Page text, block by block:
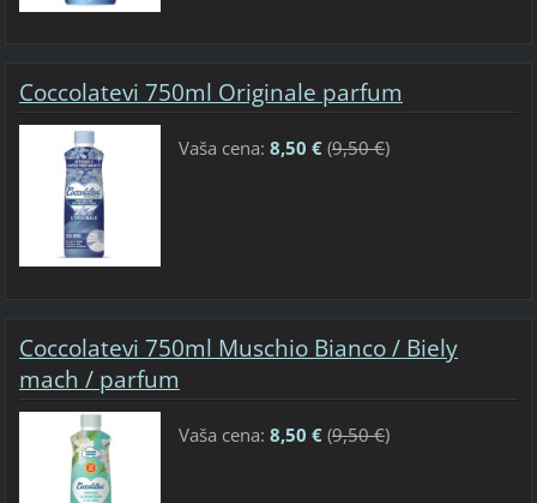
Coccolatevi 750ml Originale parfum
Vaša cena: 8,50 €(9,50 €)
Coccolatevi 750ml Muschio Bianco / Biely
mach / parfum
Vaša cena: 8,50 €(9,50 €)